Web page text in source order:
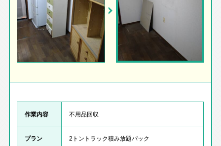
作業内容 不用品回収
プラン 2トントラック積み放題パック